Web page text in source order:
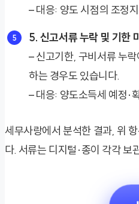
– 대응: 양도 시점의 조정
5. 신고서류 누락 및 기한
– 신고기한, 구비서류 누
하는 경우도 있습니다.
– 대응: 양도소득세 예정·
세무사랑에서 분석한 결과, 위
다. 서류는 디지털·종이 각각 보